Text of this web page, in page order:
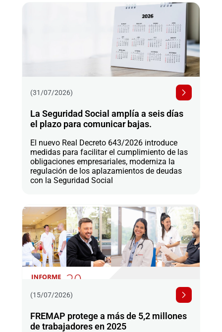
(31/07/2026)
La Seguridad Social amplía a seis días
el plazo para comunicar bajas.
El nuevo Real Decreto 643/2026 introduce
medidas para facilitar el cumplimiento de las
obligaciones empresariales, moderniza la
regulación de los aplazamientos de deudas
con la Seguridad Social
(15/07/2026)
FREMAP protege a más de 5,2 millones
de trabajadores en 2025